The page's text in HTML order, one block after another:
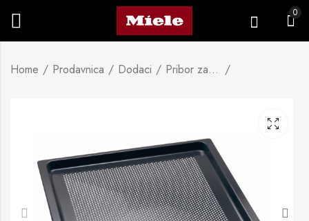
0
Home Prodavnica Dodaci Pribor za kuhanje, pečenje i pripremu na pari